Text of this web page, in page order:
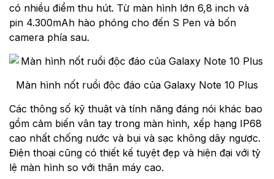
có nhiều điểm thu hút. Từ màn hình lớn 6,8 inch và
pin 4.300mAh hào phóng cho đến S Pen và bốn
camera phía sau.
Màn hình nốt ruồi độc đáo của Galaxy Note 10 Plus
Các thông số kỹ thuật và tính năng đáng nói khác bao
gồm cảm biến vân tay trong màn hình, xếp hạng IP68
cao nhất chống nước và bụi và sạc không dây ngược.
Điện thoại cũng có thiết kế tuyệt đẹp và hiện đại với tỷ
lệ màn hình so với thân máy cao.